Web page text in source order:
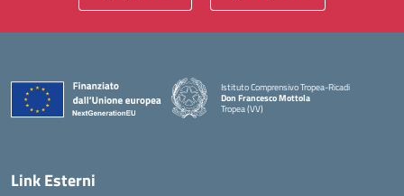
Istituto Comprensivo Tropea-Ricadi
Don Francesco Mottola
Tropea (VV)
— Visita la pagina iniziale della scuola
Link Esterni